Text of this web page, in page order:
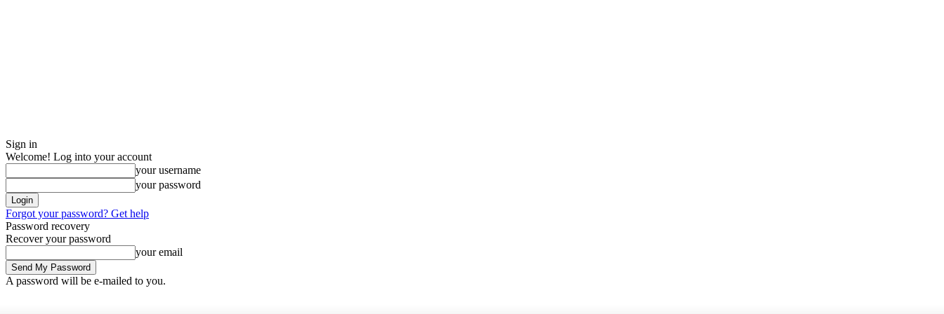
Sign in
Welcome! Log into your account
your username
your password
Forgot your password? Get help
Password recovery
Recover your password
your email
A password will be e-mailed to you.